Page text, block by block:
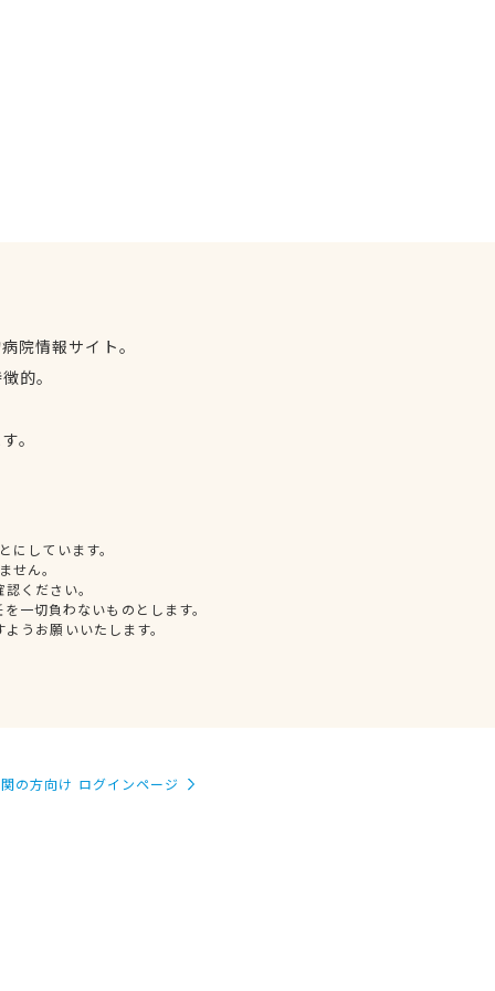
院情報サイト。
的。
。
しています。
せん。
ください。
一切負わないものとします。
うお願いいたします。
の方向け ログインページ